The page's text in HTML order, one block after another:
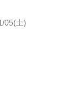
05(土)